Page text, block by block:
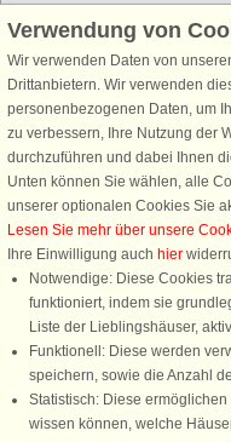
Schließen Sie sich 100.000
Erhalten Sie einen
Ferienhausurlaub - melden
an. Verpassen Sie nie wieder
Urlaubstipps!
Verwendung von
Wir verwenden Daten von
Drittanbietern. Wir verwenden
personenbezogenen Daten, um
zu verbessern, Ihre Nutzung der
durchzuführen und dabei Ihnen
Unten können Sie wählen, alle
unserer optionalen Cookies Sie
Lesen Sie mehr über unsere
Ihre Einwilligung auch hier
Notwendige: Diese Cookies
funktioniert, indem sie
Liste der Lieblingshäuser,
Funktionell: Diese werden
speichern, sowie die Anzahl
Statistisch: Diese
wissen können, welche